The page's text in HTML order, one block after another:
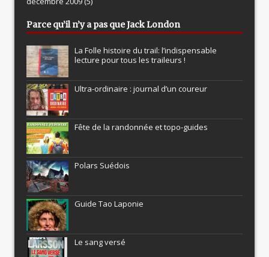
Parce qu’il n’y a pas que Jack London
La Folle histoire du trail: l’indispensable
lecture pour tous les traileurs !
Ultra-ordinaire : journal d’un coureur
Fête de la randonnée et topo-guides
Polars Suédois
Guide Tao Laponie
Le sang versé